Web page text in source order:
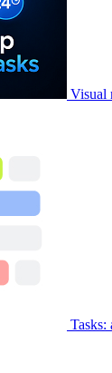
Visual
Tasks: